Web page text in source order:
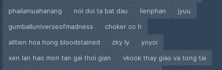
phailamuahanang
noi doi ta bat dau lienphan
jyuu
gumballuniverseofmadness
choker co h
alltien hoa hong bloodstained
zky ly
yoyoi
xen lan hao mon tan gai thoi gian
vkook thay giao va tong tai